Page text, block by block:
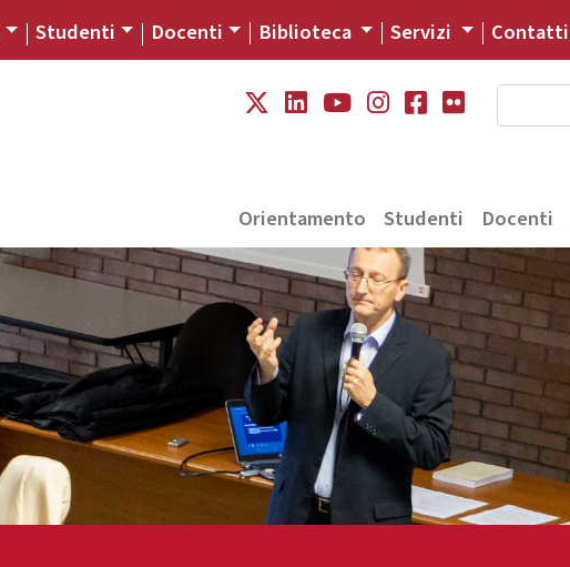
Studenti Docenti Biblioteca Servizi Contatti
Orientamento Studenti Docenti